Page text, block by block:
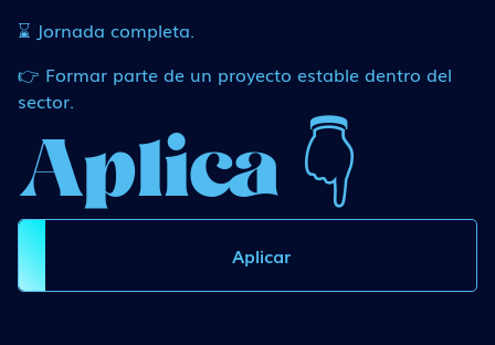
⌛ Jornada completa.
👉 Formar parte de un proyecto estable dentro del
sector.
Aplica 👇
Aplicar